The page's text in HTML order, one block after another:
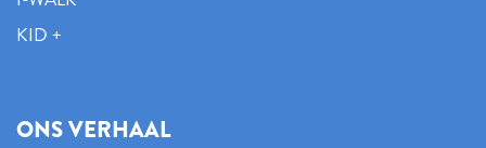
KID +
ONS VERHAAL